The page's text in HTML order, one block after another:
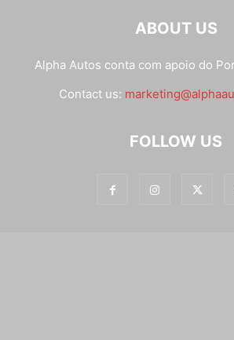
ABOUT US
Alpha Autos conta com apoio do
Contact us:
FOLLOW US